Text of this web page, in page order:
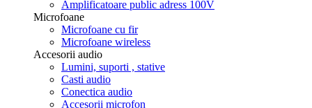
Amplificatoare public adress 100V
Microfoane
Microfoane cu fir
Microfoane wireless
Accesorii audio
Lumini, suporti , stative
Casti audio
Conectica audio
Accesorii microfon